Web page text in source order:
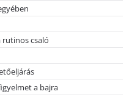
csaló
a bajra